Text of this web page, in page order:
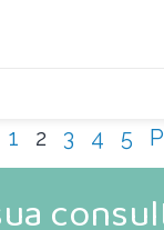
1 2 3 4 5